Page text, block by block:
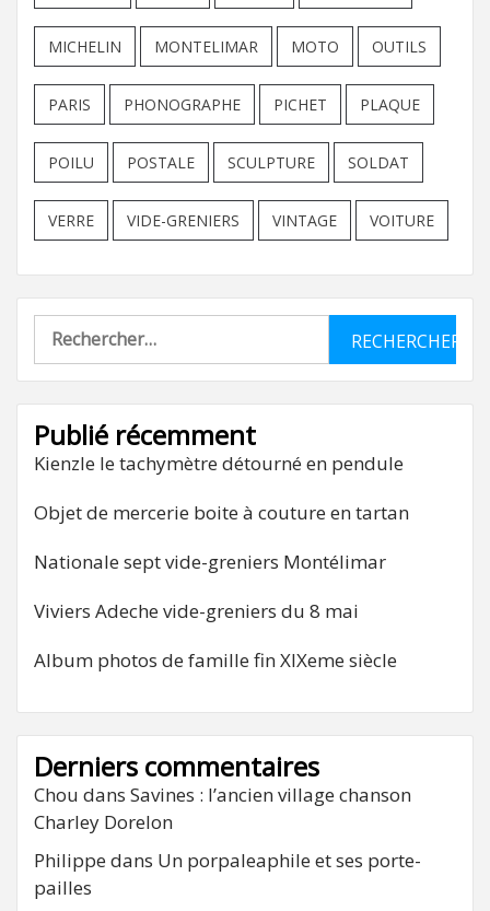
MICHELIN MONTELIMAR MOTO OUTILS
PARIS PHONOGRAPHE PICHET PLAQUE
POILU POSTALE SCULPTURE SOLDAT
VERRE VIDE-GRENIERS VINTAGE VOITURE
Rechercher :
Publié récemment
Kienzle le tachymètre détourné en pendule
Objet de mercerie boite à couture en tartan
Nationale sept vide-greniers Montélimar
Viviers Adeche vide-greniers du 8 mai
Album photos de famille fin XIXeme siècle
Derniers commentaires
Chou dans Savines : l’ancien village chanson
Charley Dorelon
Philippe dans Un porpaleaphile et ses porte-
pailles